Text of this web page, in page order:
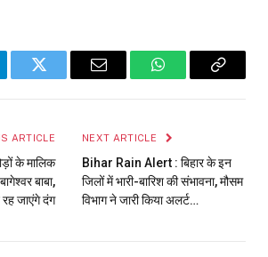
Twitter Email WhatsAppCopy
ARTICLE
के मालिक
बाबा,
रह जाएंगे दंग
NEXT ARTICLE
Bihar Rain Alert : बिहार के इन
जिलों में भारी-बारिश की संभावना, मौसम
विभाग ने जारी किया अलर्ट…